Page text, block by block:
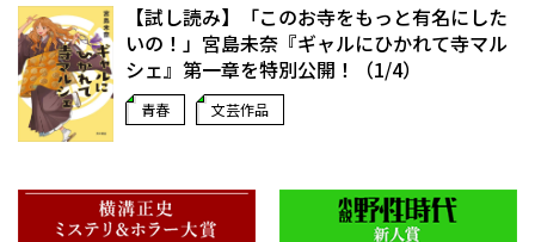
【試し読み】「このお寺をもっと有名にした
いの！」宮島未奈『ギャルにひかれて寺マル
シェ』第一章を特別公開！（1/4）
青春 文芸作品